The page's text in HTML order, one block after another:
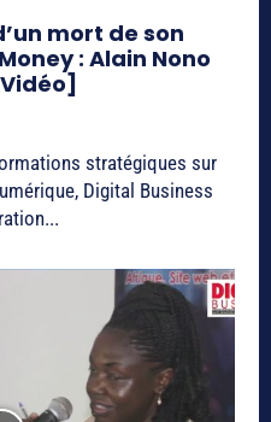
mort de son
: Alain Nono
stratégiques sur
Digital Business